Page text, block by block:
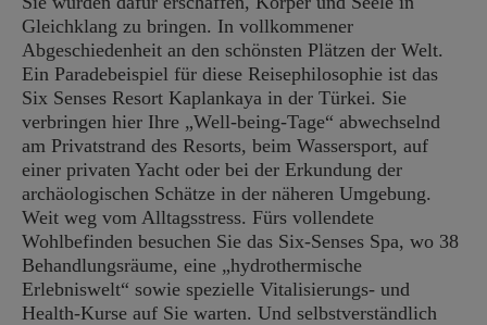
Gleichklang zu bringen. In vollkommener
Abgeschiedenheit an den schönsten Plätzen der Welt.
Ein Paradebeispiel für diese Reisephilosophie ist das
Six Senses Resort Kaplankaya in der Türkei. Sie
verbringen hier Ihre „Well-being-Tage“ abwechselnd
am Privatstrand des Resorts, beim Wassersport, auf
einer privaten Yacht oder bei der Erkundung der
archäologischen Schätze in der näheren Umgebung.
Weit weg vom Alltagsstress. Fürs vollendete
Wohlbefinden besuchen Sie das Six-Senses Spa, wo 38
Behandlungsräume, eine „hydrothermische
Erlebniswelt“ sowie spezielle Vitalisierungs- und
Health-Kurse auf Sie warten. Und selbstverständlich